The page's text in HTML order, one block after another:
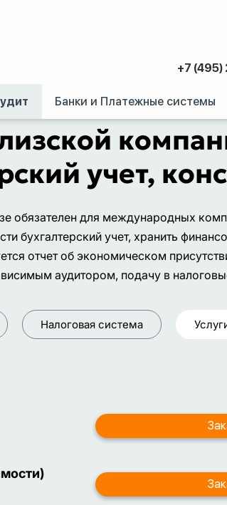
+7 (495)
Банки и Платежные системы
учет,
обязателен для международных
бухгалтерский учет, хранить
отчет об экономическом
аудитором, подачу в
Налоговая система